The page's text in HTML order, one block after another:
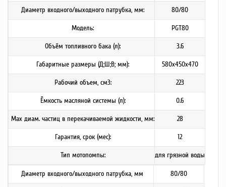
Диаметр входного/выходного патрубка, мм: 80/80
Модель: PGT80
Объём топливного бака (л): 3.6
Габаритные размеры (Д;Ш;В; мм): 580x450x470
Рабочий объем, см3: 223
Ёмкость масляной системы (л): 0.6
Max диам. частиц в перекачиваемой жидкости, мм: 28
Гарантия, срок (мес): 12
Тип мотопомпы: для грязной воды
Диаметр входного/выходного патрубка, мм 80/80